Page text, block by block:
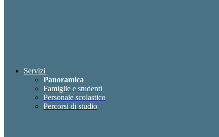
Servizi
Panoramica
Famiglie e studenti
Personale scolastico
Percorsi di studio